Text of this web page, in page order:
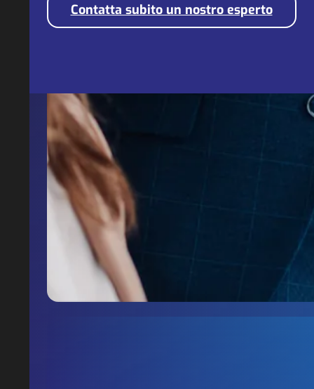
Contatta subito un nostro esperto